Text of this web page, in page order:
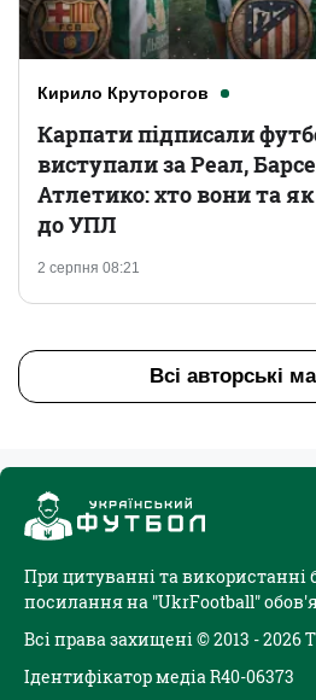
Кирило Круторогов
2 серпня 08:21
Карпати підписали
виступали за Реал,
Атлетико: хто вони та
до УПЛ
Всі авторські
При цитуванні та використанні
посилання на "UkrFootball"
Всі права захищені © 2013 - 2026
Ідентифікатор медіа R40-06373